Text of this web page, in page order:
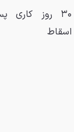
۳۰ روز کاری
اسقاط